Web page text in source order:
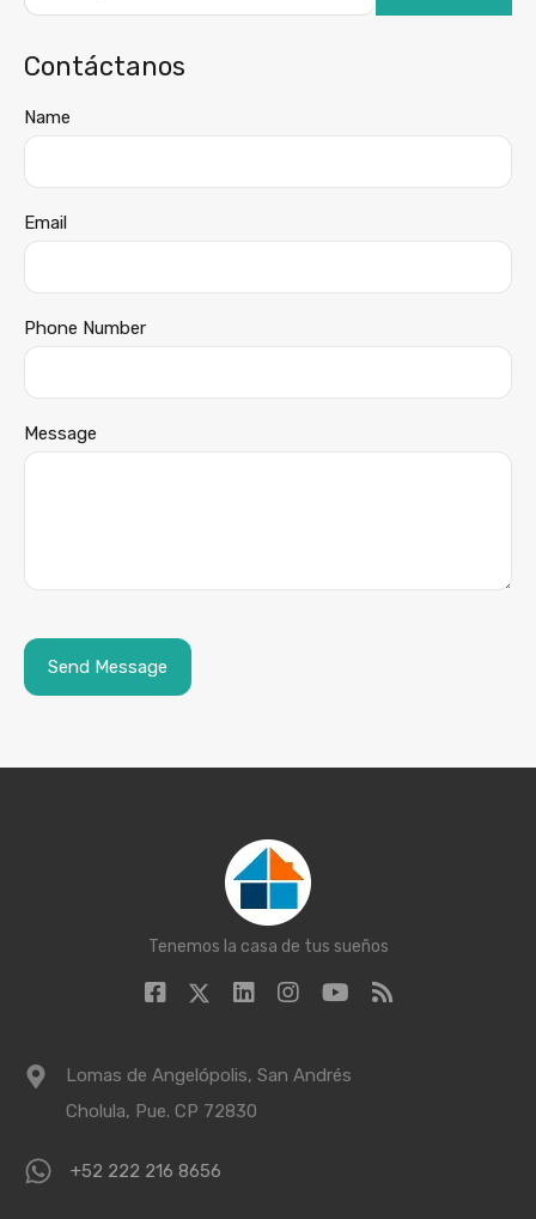
Contáctanos
Name
Email
Phone Number
Message
Tenemos la casa de tus sueños
Lomas de Angelópolis, San Andrés
Cholula, Pue. CP 72830
+52 222 216 8656